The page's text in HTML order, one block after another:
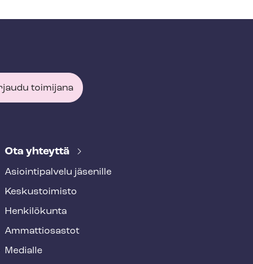
toimijana
Ota yhteyttä
Asioin­ti­pal­ve­lu jäsenille
Keskustoimisto
Henkilökunta
Ammattiosastot
Medialle